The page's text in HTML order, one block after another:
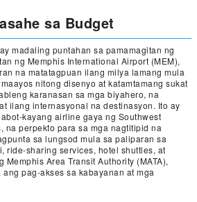
sa Budget
madaling puntahan sa pamamagitan ng
ng Memphis International Airport (MEM),
na matatagpuan ilang milya lamang mula
nitong disenyo at katamtamang sukat
karanasan sa mga biyahero, na
ilang internasyonal na destinasyon. Ito ay
kayang airline gaya ng Southwest
na perpekto para sa mga nagtitipid na
sa lungsod mula sa paliparan sa
ride-sharing services, hotel shuttles, at
Area Transit Authority (MATA),
pag-akses sa kabayanan at mga